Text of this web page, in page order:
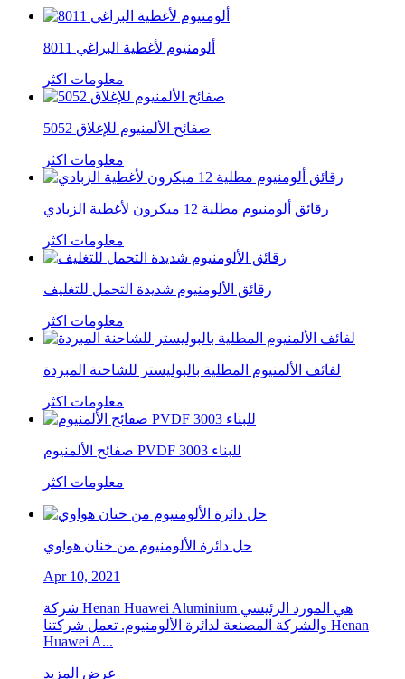
8011 ألومنيوم لأغطية البراغي
معلومات اكثر
5052 صفائح الألمنيوم للإغلاق
معلومات اكثر
رقائق ألومنيوم مطلية 12 ميكرون لأغطية الزبادي
معلومات اكثر
رقائق الألومنيوم شديدة التحمل للتغليف
معلومات اكثر
لفائف الألمنيوم المطلية بالبوليستر للشاحنة المبردة
معلومات اكثر
صفائح الألمنيوم PVDF 3003 للبناء
معلومات اكثر
حل دائرة الألومنيوم من خنان هواوي
Apr 10, 2021
شركة Henan Huawei Aluminium هي المورد الرئيسي
والشركة المصنعة لدائرة الألومنيوم. تعمل شركتنا Henan
Huawei A...
عرض المزيد